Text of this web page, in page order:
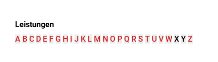
Leistungen
A B C D E F G H I J K L M N O P Q R S T U V W X Y Z